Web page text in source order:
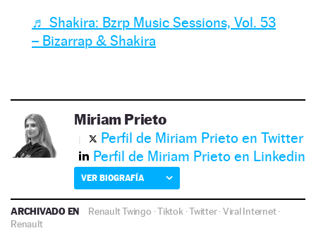
♬ Shakira: Bzrp Music Sessions, Vol. 53
– Bizarrap & Shakira
Miriam Prieto
Perfil de Miriam Prieto en Twitter
Perfil de Miriam Prieto en Linkedin
VER BIOGRAFÍA
ARCHIVADO EN Renault Twingo ·Tiktok ·Twitter·Viral Internet·
Renault